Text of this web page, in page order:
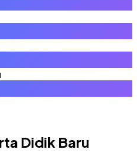
Didik Baru